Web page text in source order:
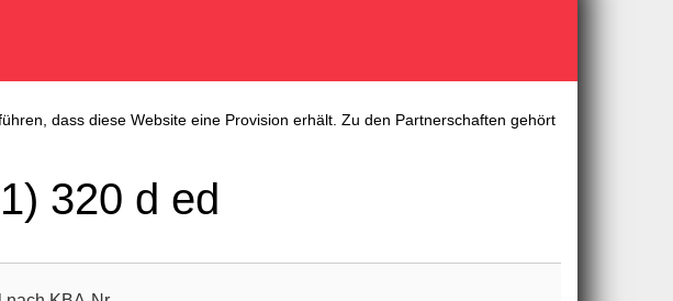
dass diese Website eine Provision erhält. Zu den Partnerschaften gehört
320 d ed